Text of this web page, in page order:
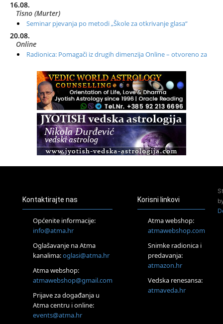
16.08.
Tisno (Murter)
Seminar pjevanja po metodi „Škole za otkrivanje glasa“
20.08.
Online
Radionica: Pomagači iz drugih dimenzija Online – otvoreno za
Zagreb+Online
Osnovni ThetaHealing® tečaj, Zagreb i Online
Access BARS®, otpusti stres
Access Energetski Facelift®
24.08.
Online
Tečaj Višeg Vodstva, razvijanja intuicije i Akaša zapisa
Online
generacija kreće 25.08. 2026.
Online
Postanite Nositelj Vibracije Nove Zemlje
Visoko
Alemka Dauskardt – Jednodnevna radionica sistemskih
konstelacija
Kontaktirajte nas
Općenite informacije:
info@atma.hr
Oglašavanje na Atma
kanalima:oglasi@atma.hr
Atma webshop:
atmawebshop@gmail.com
Prijave za događanja u
Atma centru i online:
events@atma.hr
Korisni linkovi
Atma webshop:
atmawebshop.com
Snimke radionica i
predavanja:
atmazon.hr
Vedska renesansa:
atmaveda.hr